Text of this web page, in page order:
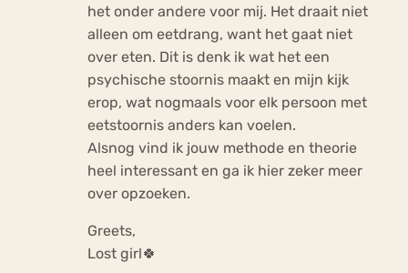
het onder andere voor mij. Het draait niet
alleen om eetdrang, want het gaat niet
over eten. Dit is denk ik wat het een
psychische stoornis maakt en mijn kijk
erop, wat nogmaals voor elk persoon met
eetstoornis anders kan voelen.
Alsnog vind ik jouw methode en theorie
heel interessant en ga ik hier zeker meer
over opzoeken.
Greets,
Lost girl🍀